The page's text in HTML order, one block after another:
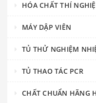
HÓA CHẤT THÍ
MÁY DẬP VIÊN
TỦ THỬ NGHIỆM
TỦ THAO TÁC PCR
CHẤT CHUẨN HÃNG